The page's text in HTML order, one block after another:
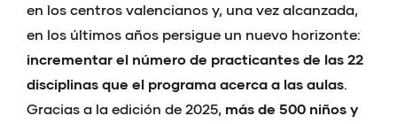
en los centros valencianos y, una vez alcanzada,
en los últimos años persigue un nuevo horizonte:
incrementar el número de practicantes de las 22
disciplinas que el programa acerca a las aulas.
Gracias a la edición de 2025, más de 500 niños y